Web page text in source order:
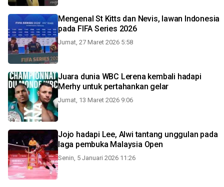
Mengenal St Kitts dan Nevis, lawan Indonesia
pada FIFA Series 2026
Jumat, 27 Maret 2026 5:58
Juara dunia WBC Lerena kembali hadapi
Merhy untuk pertahankan gelar
Jumat, 13 Maret 2026 9:06
Jojo hadapi Lee, Alwi tantang unggulan pada
laga pembuka Malaysia Open
Senin, 5 Januari 2026 11:26